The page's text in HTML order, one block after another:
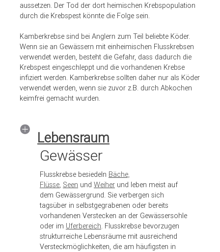
aussetzen. Der Tod der dort heimischen Krebspopulation
durch die Krebspest könnte die Folge sein.
Kamberkrebse sind bei Anglern zum Teil beliebte Köder.
Wenn sie an Gewässern mit einheimischen Flusskrebsen
verwendet werden, besteht die Gefahr, dass dadurch die
Krebspest eingeschleppt und die vorhandenen Krebse
infiziert werden. Kamberkrebse sollten daher nur als Köder
verwendet werden, wenn sie zuvor z.B. durch Abkochen
keimfrei gemacht wurden.
Lebensraum
Gewässer
Flusskrebse besiedeln Bäche,
Flüsse, Seen und Weiher und leben meist auf
dem Gewässergrund. Sie verbergen sich
tagsüber in selbstgegrabenen oder bereits
vorhandenen Verstecken an der Gewässersohle
oder im Uferbereich. Flusskrebse bevorzugen
strukturreiche Lebensräume mit ausreichend
Versteckmöglichkeiten, die am häufigsten in